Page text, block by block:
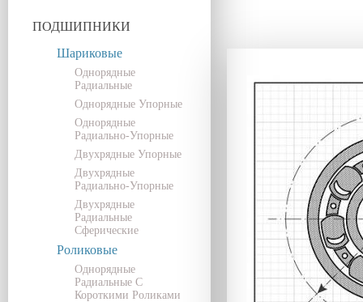
ПОДШИПНИКИ
Шариковые
Однорядные
Радиальные
Однорядные Упорные
Однорядные
Радиально-Упорные
Двухрядные Упорные
Двухрядные
Радиально-Упорные
Двухрядные
Радиальные
Сферические
Роликовые
Однорядные
Радиальные С
Короткими Роликами